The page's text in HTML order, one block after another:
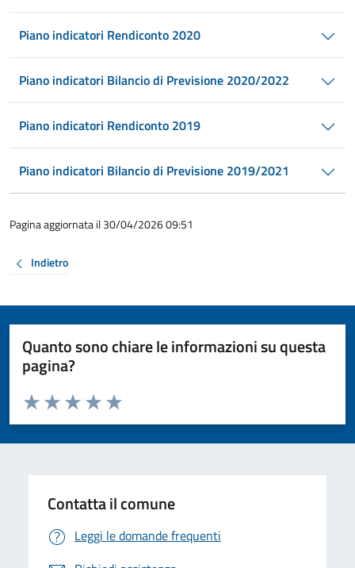
Piano indicatori Rendiconto 2020
Piano indicatori Bilancio di Previsione 2020/2022
Piano indicatori Rendiconto 2019
Piano indicatori Bilancio di Previsione 2019/2021
Pagina aggiornata il 30/04/2026 09:51
Indietro
Quanto sono chiare le informazioni su questa
pagina?
Valuta da 1 a 5 stelle la pagina
Valuta 5 stelle su 5
Valuta 4 stelle su 5
Valuta 3 stelle su 5
Valuta 2 stelle su 5
Valuta 1 stelle su 5
Contatta il comune
Leggi le domande frequenti